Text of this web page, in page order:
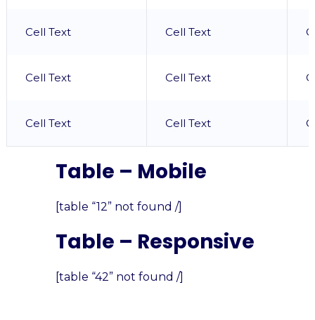
Cell Text Cell Text
Cell Text Cell Text
Cell Text Cell Text
Table – Mobile
[table “12” not found /]
Table – Responsive
[table “42” not found /]